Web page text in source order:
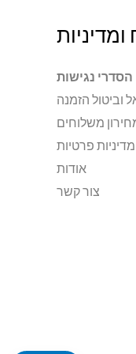
הסדרי נגישות
וביטול הזמנה
משלוחים
מדיניות פרטיות
אודות
צור קשר